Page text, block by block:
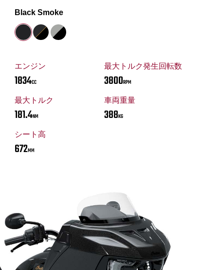
エンジン
1834CC
最大トルク発生回転数
3800RPM
最大トルク
181.4NM
車両重量
388KG
シート高
672MM
Black Smoke